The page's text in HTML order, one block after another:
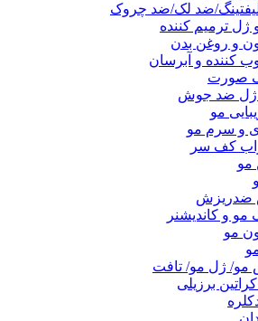
ضد لک/ضد چروک
ژل ترمیم کننده
و روغن بدن
کننده و آبرسان
صورت
ژل ضد جوش
مو
و سرم مو
کف سر
مو
ضدریزش
و کاندیشنر
مو
مو/ ژل مو/ تافت
برزیلی